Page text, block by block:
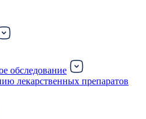
обследование
лекарственных препаратов